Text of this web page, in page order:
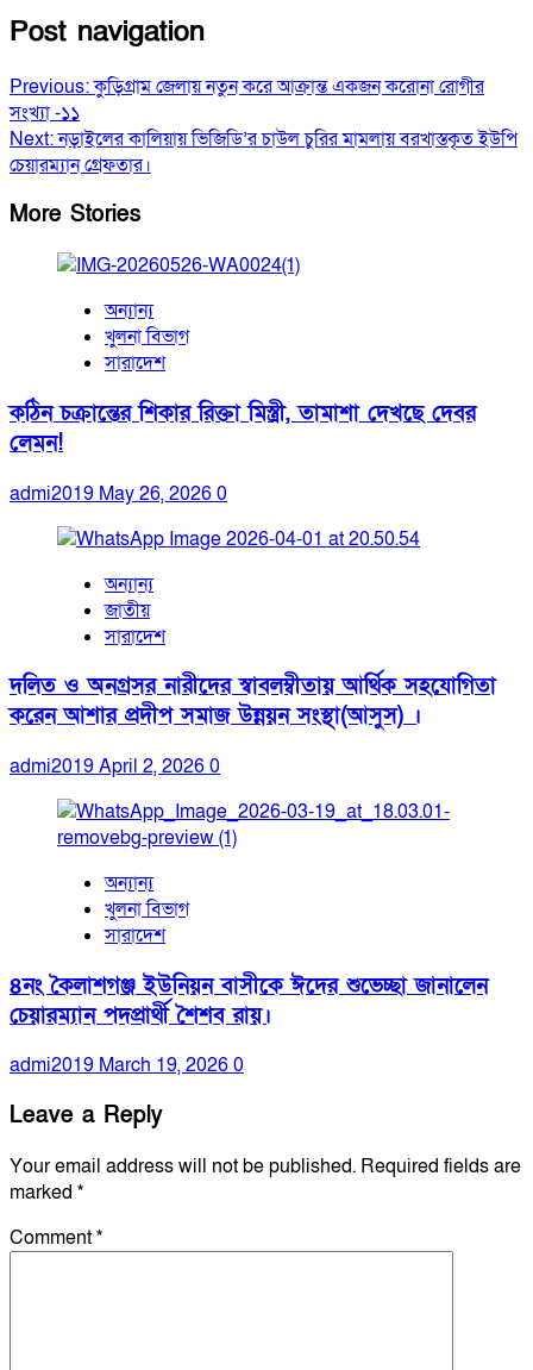
Post navigation
Previous:কুড়িগ্রাম জেলায় নতুন করে আক্রান্ত একজন করোনা রোগীর
সংখ্যা -১১
Next:নড়াইলের কালিয়ায় ভিজিডি’র চাউল চুরির মামলায় বরখাস্তকৃত ইউপি
চেয়ারম্যান গ্রেফতার।
More Stories
অন্যান্য
খুলনা বিভাগ
সারাদেশ
কঠিন চক্রান্তের শিকার রিক্তা মিস্ত্রী, তামাশা দেখছে দেবর
লেমন!
admi2019 May 26, 20260
অন্যান্য
জাতীয়
সারাদেশ
দলিত ও অনগ্রসর নারীদের স্বাবলম্বীতায় আর্থিক সহযোগিতা
করেন আশার প্রদীপ সমাজ উন্নয়ন সংস্থা(আসুস) ।
admi2019April 2, 20260
অন্যান্য
খুলনা বিভাগ
সারাদেশ
৪নং কৈলাশগঞ্জ ইউনিয়ন বাসীকে ঈদের শুভেচ্ছা জানালেন
চেয়ারম্যান পদপ্রার্থী শৈশব রায়।
admi2019 March 19, 20260
Leave a Reply
Your email address will not be published. Required fields are
marked *
Comment*